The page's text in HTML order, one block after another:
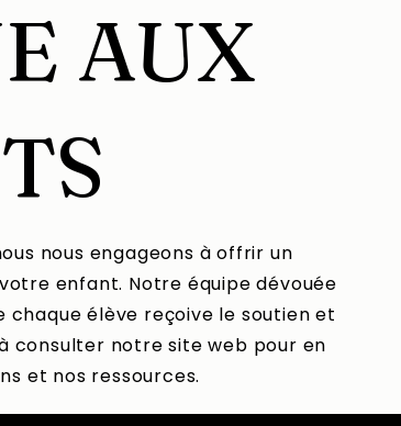
AUX
nous engageons à offrir un
enfant. Notre équipe dévouée
élève reçoive le soutien et
consulter notre site web pour en
et nos ressources.